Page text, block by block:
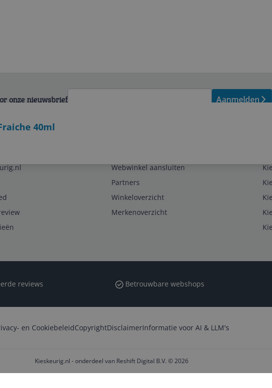
40ml
onze nieuwsbrief Aanmelden
Webwinkel aansluiten
Partners
Winkeloverzicht
Merkenoverzicht
reviews Betrouwbare webshops
en CookiebeleidCopyrightDisclaimerInformatie voor AI & LLM's
Kieskeurig.nl - onderdeel van Reshift Digital B.V. © 2026